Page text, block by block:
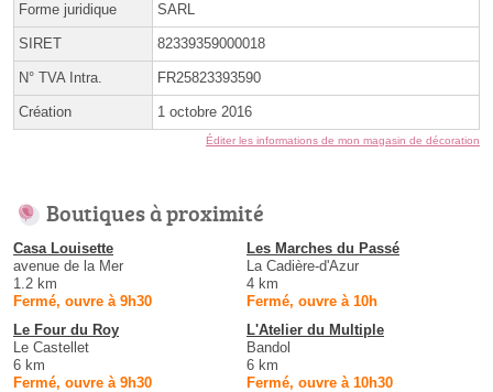
Forme juridique SARL
SIRET 82339359000018
N° TVA Intra. FR25823393590
Création 1 octobre 2016
Éditer les informations de mon magasin de décoration
Boutiques à proximité
Casa Louisette
avenue de la Mer
1.2 km
Fermé, ouvre à 9h30
Les Marches du Passé
La Cadière-d'Azur
4 km
Fermé, ouvre à 10h
Le Four du Roy
Le Castellet
6 km
Fermé, ouvre à 9h30
L'Atelier du Multiple
Bandol
6 km
Fermé, ouvre à 10h30